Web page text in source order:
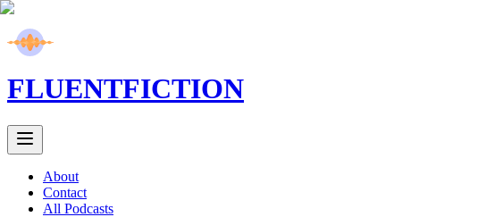
FLUENTFICTION
About
Contact
All Podcasts